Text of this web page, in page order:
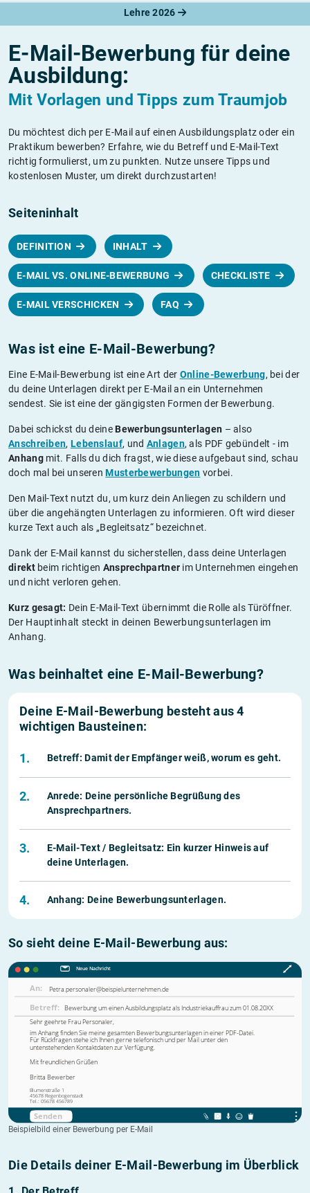
Lehre 2026
E-Mail-Bewerbung für deine
Ausbildung:
Mit Vorlagen und Tipps zum Traumjob
Du möchtest dich per E-Mail auf einen Ausbildungsplatz oder ein
Praktikum bewerben? Erfahre, wie du Betreff und E-Mail-Text
richtig formulierst, um zu punkten. Nutze unsere Tipps und
kostenlosen Muster, um direkt durchzustarten!
Seiteninhalt
DEFINITION INHALT
E-MAIL VS. ONLINE-BEWERBUNG CHECKLISTE
E-MAIL VERSCHICKEN FAQ
Was ist eine E-Mail-Bewerbung?
Eine E-Mail-Bewerbung ist eine Art der Online-Bewerbung, bei der
du deine Unterlagen direkt per E-Mail an ein Unternehmen
sendest. Sie ist eine der gängigsten Formen der Bewerbung.
Dabei schickst du deine Bewerbungsunterlagen – also
Anschreiben, Lebenslauf, und Anlagen, als PDF gebündelt - im
Anhangmit. Falls du dich fragst, wie diese aufgebaut sind, schau
doch mal bei unserenMusterbewerbungen vorbei.
Den Mail-Text nutzt du, um kurz dein Anliegen zu schildern und
über die angehängten Unterlagen zu informieren. Oft wird dieser
kurze Text auch als „Begleitsatz“ bezeichnet.
Dank der E-Mail kannst du sicherstellen, dass deine Unterlagen
direktbeim richtigen Ansprechpartner im Unternehmen eingehen
und nicht verloren gehen.
Kurz gesagt: Dein E-Mail-Text übernimmt die Rolle als Türöffner.
Der Hauptinhalt steckt in deinen Bewerbungsunterlagen im
Anhang.
Was beinhaltet eine E-Mail-Bewerbung?
Deine E-Mail-Bewerbung besteht aus 4
wichtigen Bausteinen:
1. Betreff: Damit der Empfänger weiß, worum es geht.
2.
Anrede: Deine persönliche Begrüßung des
Ansprechpartners.
3.
E-Mail-Text / Begleitsatz: Ein kurzer Hinweis auf
deine Unterlagen.
4. Anhang: Deine Bewerbungsunterlagen.
So sieht deine E-Mail-Bewerbung aus:
Beispielbild einer Bewerbung per E-Mail
Die Details deiner E-Mail-Bewerbung im Überblick